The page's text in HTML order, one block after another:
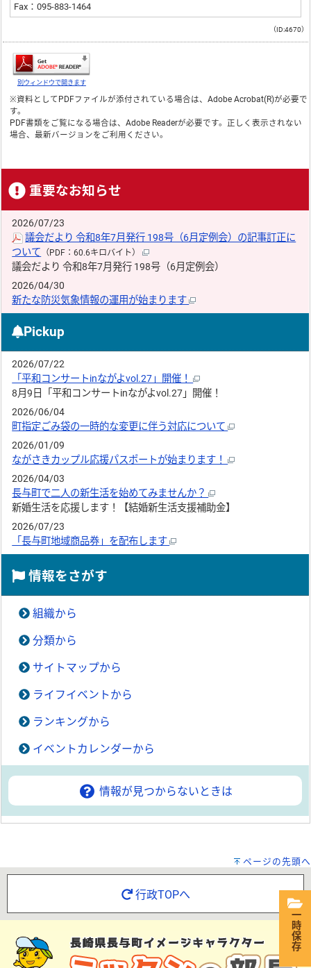
Fax：095-883-1464
（ID:4670）
別ウィンドウで開きます
※資料としてPDFファイルが添付されている場合は、Adobe Acrobat(R)が必要で
す。
PDF書類をご覧になる場合は、Adobe Readerが必要です。正しく表示されない
場合、最新バージョンをご利用ください。
重要なお知らせ
2026/07/23
議会だより 令和8年7月発行 198号（6月定例会）の記事訂正に
ついて （PDF：60.6キロバイト）
議会だより 令和8年7月発行 198号（6月定例会）
2026/04/30
新たな防災気象情報の運用が始まります
Pickup
2026/07/22
「平和コンサートinながよvol.27」開催！
8月9日「平和コンサートinながよvol.27」開催！
2026/06/04
町指定ごみ袋の一時的な変更に伴う対応について
2026/01/09
ながさきカップル応援パスポートが始まります！
2026/04/03
長与町で二人の新生活を始めてみませんか？
新婚生活を応援します！【結婚新生活支援補助金】
2026/07/23
「長与町地域商品券」を配布します
情報をさがす
組織から
分類から
サイトマップから
ライフイベントから
ランキングから
イベントカレンダーから
情報が見つからないときは
ページの先頭へ
行政TOPへ
一時保存